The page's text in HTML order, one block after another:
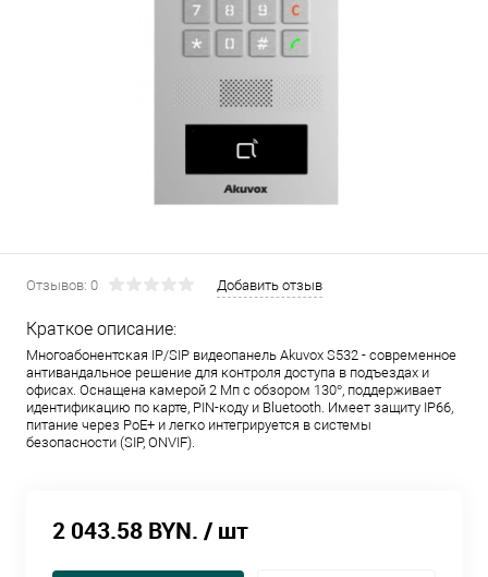
Отзывов: 0 Добавить отзыв
Краткое описание:
Многоабонентская IP/SIP видеопанель Akuvox S532 - современное
антивандальное решение для контроля доступа в подъездах и
офисах. Оснащена камерой 2 Мп с обзором 130°, поддерживает
идентификацию по карте, PIN-коду и Bluetooth. Имеет защиту IP66,
питание через PoE+ и легко интегрируется в системы
безопасности (SIP, ONVIF).
2 043.58 BYN. / шт